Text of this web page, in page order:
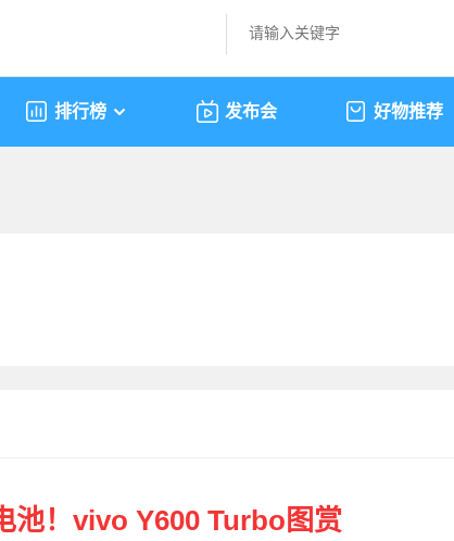
排行榜 发布会 好物推荐
池！vivo Y600 Turbo图赏